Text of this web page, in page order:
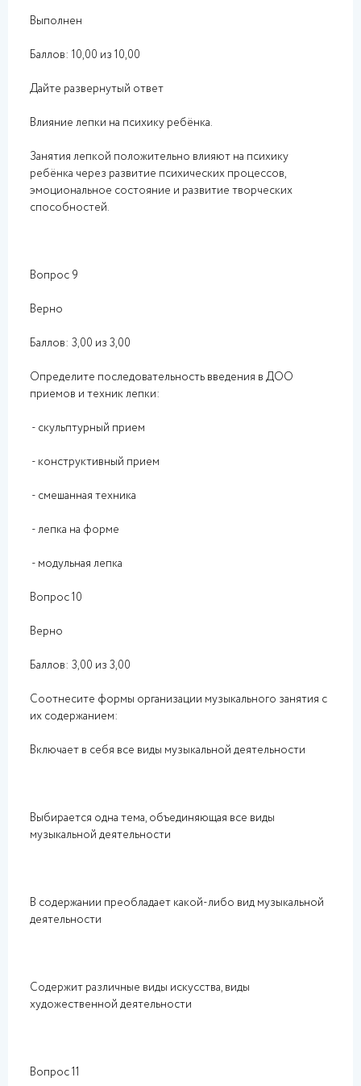
Выполнен
Баллов: 10,00 из 10,00
Дайте развернутый ответ
Влияние лепки на психику ребёнка.
Занятия лепкой положительно влияют на психику
ребёнка через развитие психических процессов,
эмоциональное состояние и развитие творческих
способностей.
Вопрос 9
Верно
Баллов: 3,00 из 3,00
Определите последовательность введения в ДОО
приемов и техник лепки:
- скульптурный прием
- конструктивный прием
- смешанная техника
- лепка на форме
- модульная лепка
Вопрос 10
Верно
Баллов: 3,00 из 3,00
Соотнесите формы организации музыкального занятия с
их содержанием:
Включает в себя все виды музыкальной деятельности
Выбирается одна тема, объединяющая все виды
музыкальной деятельности
В содержании преобладает какой-либо вид музыкальной
деятельности
Содержит различные виды искусства, виды
художественной деятельности
Вопрос 11